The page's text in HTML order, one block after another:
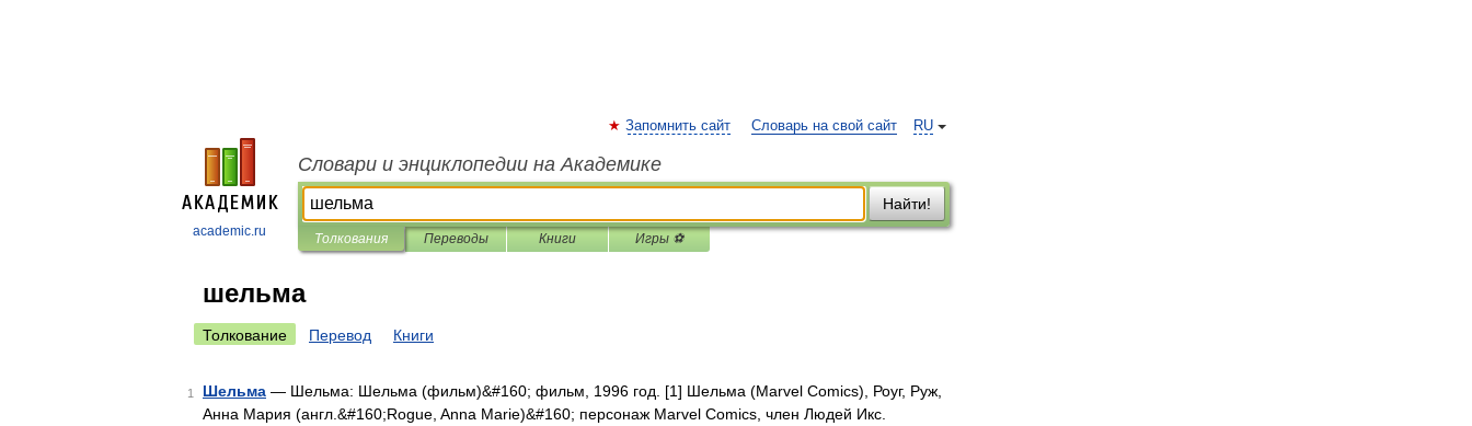
academic.ru
RU
Запомнить сайт Словарь на свой сайт
Словари и энциклопедии на Академике
Найти!
Толкования Переводы Книги Игры ⚽
шельма
Толкование Перевод Книги
1 Шельма — Шельма: Шельма (фильм)&#160; фильм, 1996 год. [1] Шельма (Marvel Comics), Роуг, Руж,
Анна Мария (англ.&#160;Rogue, Anna Marie)&#160; персонаж Marvel Comics, член Людей Икс.